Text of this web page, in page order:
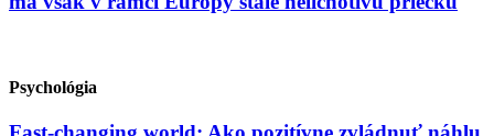
Psychológia